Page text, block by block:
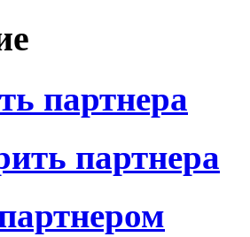
партнера
партнера